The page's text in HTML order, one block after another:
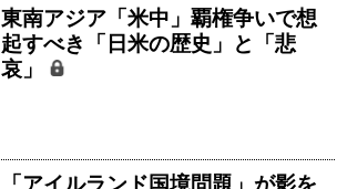
東南アジア「米中」覇権争いで想
起すべき「日米の歴史」と「悲
哀」